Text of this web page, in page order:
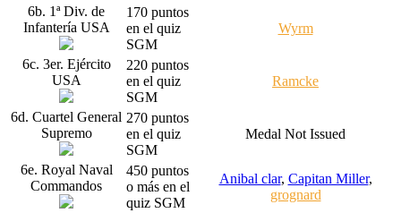
6b. 1ª Div. de
Infantería USA
170 puntos
en el quiz
SGM
Wyrm
6c. 3er. Ejército
USA
220 puntos
en el quiz
SGM
Ramcke
6d. Cuartel General
Supremo
270 puntos
en el quiz
SGM
Medal Not Issued
6e. Royal Naval
Commandos
450 puntos
o más en el
quiz SGM
Anibal clar, Capitan Miller,
grognard